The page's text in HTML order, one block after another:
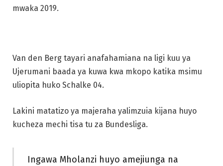
mwaka 2019.
Van den Berg tayari anafahamiana na ligi kuu ya
Ujerumani baada ya kuwa kwa mkopo katika msimu
uliopita huko Schalke 04.
Lakini matatizo ya majeraha yalimzuia kijana huyo
kucheza mechi tisa tu za Bundesliga.
Ingawa Mholanzi huyo amejiunga na